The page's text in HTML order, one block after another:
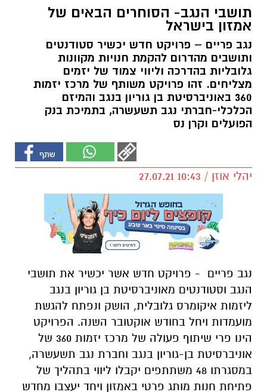
תושבי הנגב- הסוחרים הבאים של
אמזון בישראל
נגב פריים – פרויקט חדש יכשיר סטודנטים
ותושבים מהדרום להקמת חנויות מקוונות
גלובליות בהדרכה וליווי צמוד של יזמים
מצליחים. זהו פרויקט משותף של מרכז יזמות
360 באוניברסיטת בן גוריון בנגב והמיזם
הכלכלי-חברתי נגב תשעשרה, בתמיכת בנק
הפועלים וקרן נס
יהלי אוזן / 10:43 27.07.21
נגב פריים - פרויקט חדש אשר יכשיר את תושבי
הנגב וסטודנטים מאוניברסיטת בן גוריון בנגב
ליזמות איקומרס גלובלית, הושק ונפתח להגשת
מועמדות ויחל בחודש אוקטובר השנה. הפרויקט
הינו פרי שיתוף פעולה של מרכז יזמות 360 של
אוניברסיטת בן-גוריון בנגב וחברת נגב תשעשרה,
במסגרתו 48 משתתפים יקבלו ליווי בתהליך של
פתיחת חנות מותג פרטי באמזון ויחד יעצבו מחדש